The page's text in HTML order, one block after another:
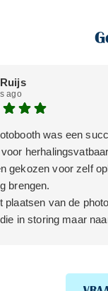
ago
was een
gekozen voor zelf
brengen.
plaatsen van de
in storing maar
ook echt tof vinden,
krijgt waar alle foto